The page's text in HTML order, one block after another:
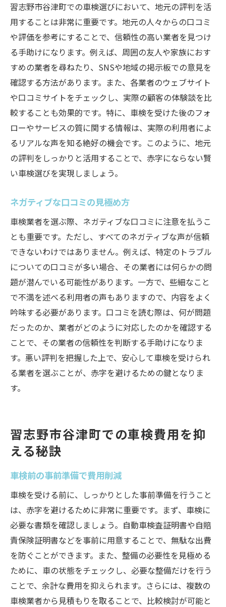
習志野市谷津町での車検選びにおいて、地元の評判を活
用することは非常に重要です。地元の人々からの口コミ
や評価を参考にすることで、信頼性の高い業者を見つけ
る手助けになります。例えば、周囲の友人や家族におす
すめの業者を尋ねたり、SNSや地域の掲示板での意見を
確認する方法があります。また、各業者のウェブサイト
や口コミサイトをチェックし、実際の顧客の体験談を比
較することも効果的です。特に、車検を受けた後のフォ
ローやサービスの質に関する情報は、実際の利用者によ
るリアルな声を知る絶好の機会です。このように、地元
の評判をしっかりと活用することで、赤字にならない賢
い車検選びを実現しましょう。
ネガティブな口コミの見極め方
車検業者を選ぶ際、ネガティブな口コミに注意を払うこ
とも重要です。ただし、すべてのネガティブな声が信頼
できないわけではありません。例えば、特定のトラブル
についての口コミが多い場合、その業者には何らかの問
題が潜んでいる可能性があります。一方で、些細なこと
で不満を述べる利用者の声もありますので、内容をよく
吟味する必要があります。口コミを読む際は、何が問題
だったのか、業者がどのように対応したのかを確認する
ことで、その業者の信頼性を判断する手助けになりま
す。悪い評判を把握した上で、安心して車検を受けられ
る業者を選ぶことが、赤字を避けるための鍵となりま
す。
習志野市谷津町での車検費用を抑
える秘訣
車検前の事前準備で費用削減
車検を受ける前に、しっかりとした事前準備を行うこと
は、赤字を避けるために非常に重要です。まず、車検に
必要な書類を確認しましょう。自動車検査証明書や自賠
責保険証明書などを事前に用意することで、無駄な出費
を防ぐことができます。また、整備の必要性を見極める
ために、車の状態をチェックし、必要な整備だけを行う
ことで、余計な費用を抑えられます。さらには、複数の
車検業者から見積もりを取ることで、比較検討が可能と